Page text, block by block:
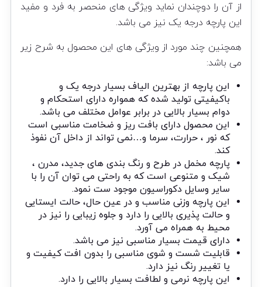
از آن را دوچندان نماید ویژگی های منحصر به فرد و مفید
این پارچه درجه یک نیز می باشد.
همچنین چند مورد از ویژگی های این محصول به شرح زیر
می باشد:
این پارچه از بهترین الیاف بسیار درجه یک و
باکیفیتی تولید شده که همواره دارای استحکام و
دوام بسیار بالایی در برابر عوامل مختلف می باشد.
این محصول دارای بافت ریز و ضخامت مناسبی است
که نور ، حرارت، سرما و…نمی تواند از داخل آن نفوذ
کند.
پارچه مخمل در طرح و رنگ بندی های جدید، مدرن ،
شیک و متنوعی است که به راحتی می توان آن را با
سایر وسایل دکوراسیون موجود ست نمود.
این پارچه وزنی مناسب و در عین حال، حالت ایستایی
و حالت پذیری بالایی را دارد و جلوه زیبایی را نیز در
محیط به همراه می آورد.
دارای قیمت بسیار مناسبی نیز می باشد.
قابلیت شست و شوی مناسبی را بدون افت کیفیت و
یا تغییر رنگ نیز دارد.
این پارچه نرمی و لطافت بسیار بالایی را دارد.